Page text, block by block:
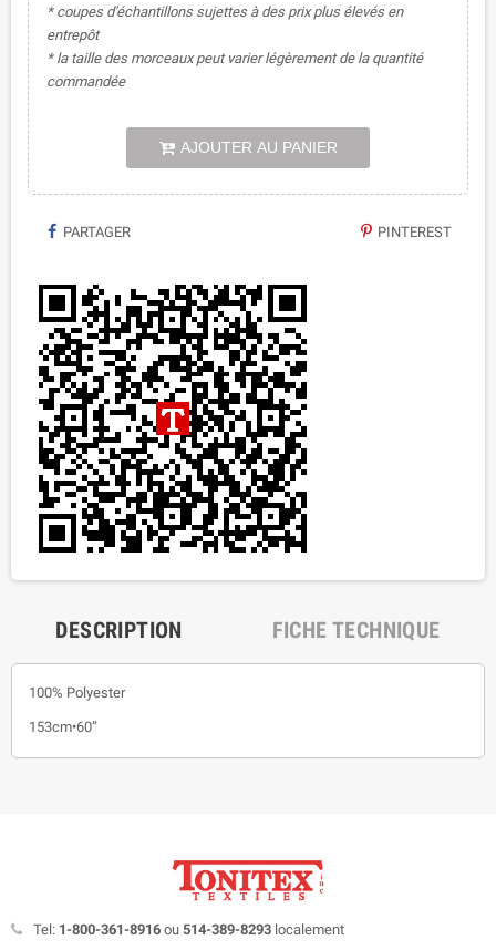
* coupes d'échantillons sujettes à des prix plus élevés en
entrepôt
* la taille des morceaux peut varier légèrement de la quantité
commandée
AJOUTER AU PANIER
PARTAGER PINTEREST
DESCRIPTION FICHE TECHNIQUE
100% Polyester
153cm•60”
Tel: 1-800-361-8916 ou 514-389-8293 localement